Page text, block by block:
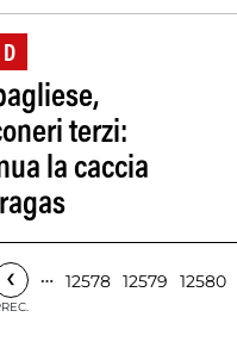
terzi:
la caccia
‹ … 12578 12579 12580